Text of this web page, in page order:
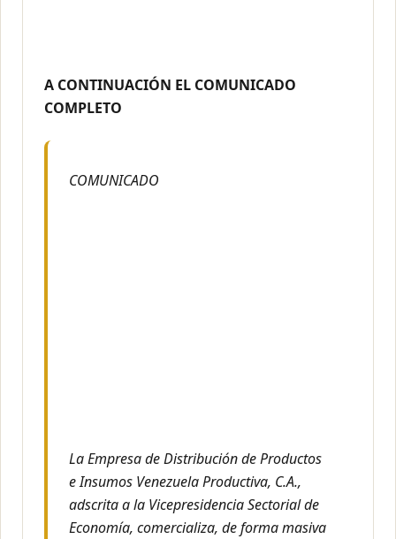
A CONTINUACIÓN EL COMUNICADO
COMPLETO
COMUNICADO
La Empresa de Distribución de Productos
e Insumos Venezuela Productiva, C.A.,
adscrita a la Vicepresidencia Sectorial de
Economía, comercializa, de forma masiva